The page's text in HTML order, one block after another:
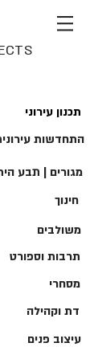
תכנון עירוני
התחדשות
מגורים | תבע
חינוך
משולבים
תרבות וספורט
מסחרי
דת וקהילה
עיצוב פנים